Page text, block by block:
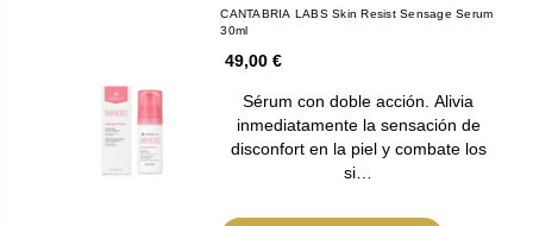
CANTABRIA LABS Skin Resist Sensage Serum
30ml
49,00 €
Sérum con doble acción. Alivia
inmediatamente la sensación de
disconfort en la piel y combate los
si…